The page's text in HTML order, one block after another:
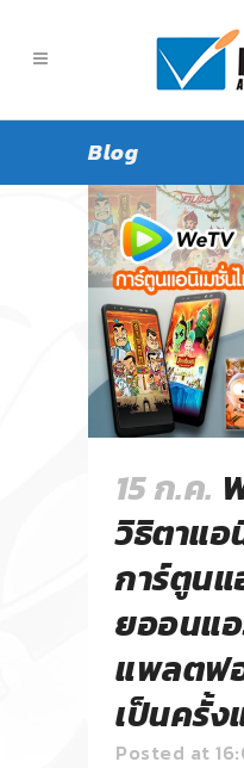
Blog
15 ก.ค.
วิธิตาแอ
การ์ตูนแ
ยออนแ
แพลตฟ
เป็นครั้ง
Posted at